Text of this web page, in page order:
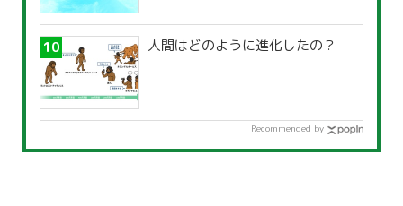
人間はどのように進化したの？
Recommended by